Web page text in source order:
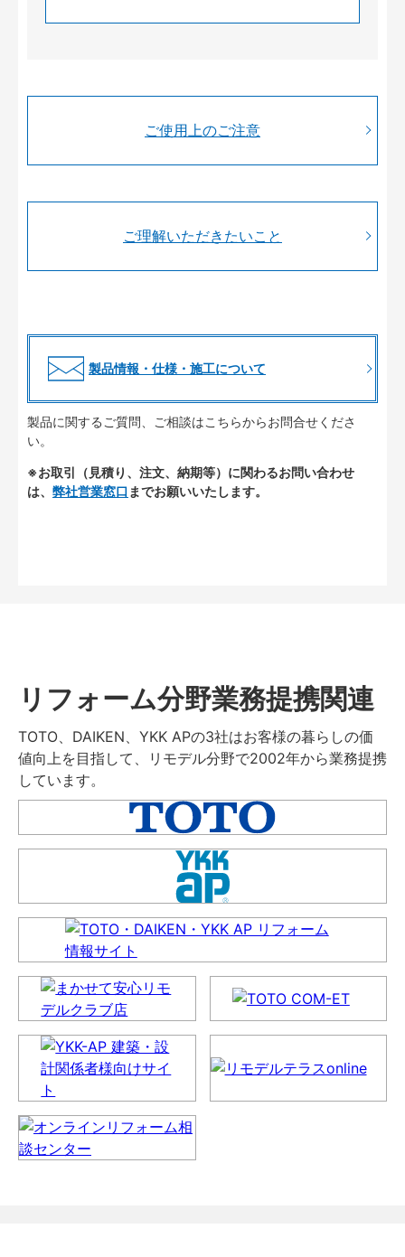
ご使用上のご注意
ご理解いただきたいこと
製品情報・仕様・施工について
製品に関するご質問、ご相談はこちらからお問合せくださ
い。
※お取引（見積り、注文、納期等）に関わるお問い合わせ
は、 弊社営業窓口 までお願いいたします。
リフォーム分野業務提携関連
TOTO、DAIKEN、YKK APの3社はお客様の暮らしの価
値向上を目指して、リモデル分野で2002年から業務提携
しています。